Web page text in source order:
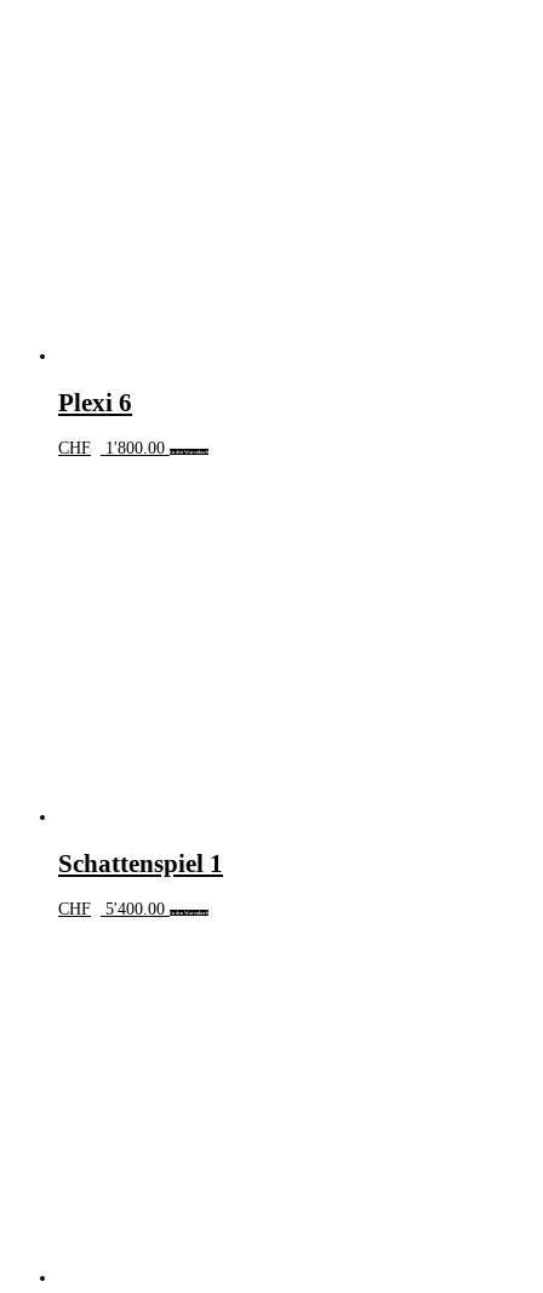
Plexi 6
CHF 1'800.00 In den Warenkorb
Schattenspiel 1
CHF 5'400.00 In den Warenkorb